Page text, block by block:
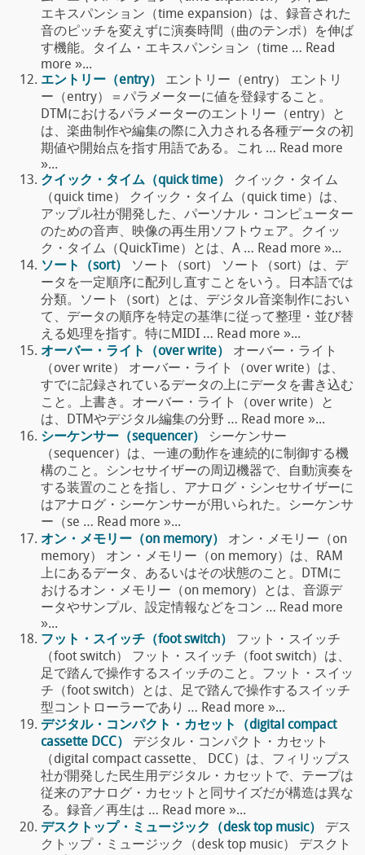
エキスパンション（time expansion）は、録音された
音のピッチを変えずに演奏時間（曲のテンポ）を伸ば
す機能。タイム・エキスパンション（time … Read
more »...
エントリー（entry）
エントリー（entry） エントリ
ー（entry）＝パラメーターに値を登録すること。
DTMにおけるパラメーターのエントリー（entry）と
は、楽曲制作や編集の際に入力される各種データの初
期値や開始点を指す用語である。これ … Read more
»...
クイック・タイム（quick time）
クイック・タイム
（quick time） クイック・タイム（quick time）は、
アップル社が開発した、パーソナル・コンピューター
のための音声、映像の再生用ソフトウェア。クイッ
ク・タイム（QuickTime）とは、A … Read more »...
ソート（sort）
ソート（sort） ソート（sort）は、デ
ータを一定順序に配列し直すことをいう。日本語では
分類。ソート（sort）とは、デジタル音楽制作におい
て、データの順序を特定の基準に従って整理・並び替
える処理を指す。特にMIDI … Read more »...
オーバー・ライト（over write）
オーバー・ライト
（over write） オーバー・ライト（over write）は、
すでに記録されているデータの上にデータを書き込む
こと。上書き。オーバー・ライト（over write）と
は、DTMやデジタル編集の分野 … Read more »...
シーケンサー（sequencer）
シーケンサー
（sequencer）は、一連の動作を連続的に制御する機
構のこと。シンセサイザーの周辺機器で、自動演奏を
する装置のことを指し、アナログ・シンセサイザーに
はアナログ・シーケンサーが用いられた。シーケンサ
ー（se … Read more »...
オン・メモリー（on memory）
オン・メモリー（on
memory） オン・メモリー（on memory）は、RAM
上にあるデータ、あるいはその状態のこと。DTMに
おけるオン・メモリー（on memory）とは、音源デ
ータやサンプル、設定情報などをコン … Read more
»...
フット・スイッチ（foot switch）
フット・スイッチ
（foot switch） フット・スイッチ（foot switch）は、
足で踏んで操作するスイッチのこと。フット・スイッ
チ（foot switch）とは、足で踏んで操作するスイッチ
型コントローラーであり … Read more »...
デジタル・コンパクト・カセット（digital compact
cassette DCC）
デジタル・コンパクト・カセット
（digital compact cassette、 DCC）は、フィリップス
社が開発した民生用デジタル・カセットで、テープは
従来のアナログ・カセットと同サイズだが構造は異な
る。録音／再生は … Read more »...
デスクトップ・ミュージック（desk top music）
デス
クトップ・ミュージック（desk top music） デスクト